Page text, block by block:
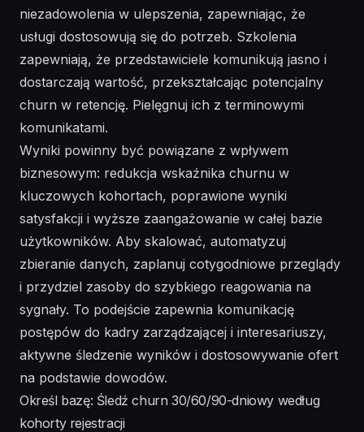
niezadowolenia w ulepszenia, zapewniając, że
usługi dostosowują się do potrzeb. Szkolenia
zapewniają, że przedstawiciele komunikują jasno i
dostarczają wartość, przekształcając potencjalny
churn w retencję. Pielęgnuj ich z terminowymi
komunikatami.
Wyniki powinny być powiązane z wpływem
biznesowym: redukcja wskaźnika churnu w
kluczowych kohortach, poprawione wyniki
satysfakcji i wyższe zaangażowanie w całej bazie
użytkowników. Aby skalować, automatyzuj
zbieranie danych, zaplanuj cotygodniowe przeglądy
i przydziel zasoby do szybkiego reagowania na
sygnały. To podejście zapewnia komunikację
postępów do kadry zarządzającej i interesariuszy,
aktywne śledzenie wyników i dostosowywanie ofert
na podstawie dowodów.
Określ bazę: Śledź churn 30/60/90-dniowy według
kohorty rejestracji